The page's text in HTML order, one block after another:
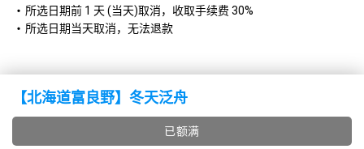
所选日期前 1 天 (当天)取消，收取手续费 30%
所选日期当天取消，无法退款
【北海道富良野】冬天泛舟
已额满